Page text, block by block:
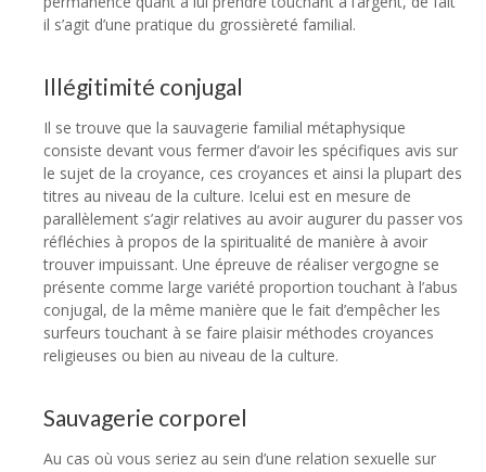
il s’agit d’une pratique du grossièreté familial.
Illégitimité conjugal
Il se trouve que la sauvagerie familial métaphysique
consiste devant vous fermer d’avoir les spécifiques avis sur
le sujet de la croyance, ces croyances et ainsi la plupart des
titres au niveau de la culture. Icelui est en mesure de
parallèlement s’agir relatives au avoir augurer du passer vos
réfléchies à propos de la spiritualité de manière à avoir
trouver impuissant. Une épreuve de réaliser vergogne se
présente comme large variété proportion touchant à l’abus
conjugal, de la même manière que le fait d’empêcher les
surfeurs touchant à se faire plaisir méthodes croyances
religieuses ou bien au niveau de la culture.
Sauvagerie corporel
Au cas où vous seriez au sein d’une relation sexuelle sur